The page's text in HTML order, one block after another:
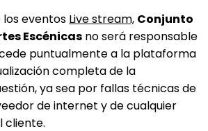
los eventos Live stream, Conjunto
Escénicas no será responsable
puntualmente a la plataforma
completa de la
ya sea por fallas técnicas de
de internet y de cualquier
cliente.